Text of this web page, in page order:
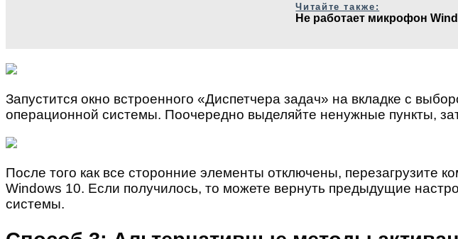
Читайте также:
Не работает микрофон
Запустится окно встроенного «Диспетчера задач» на вкладке с
операционной системы. Поочередно выделяйте ненужные пункты,
После того как все сторонние элементы отключены, перезагрузите
Windows 10. Если получилось, то можете вернуть предыдущие
системы.